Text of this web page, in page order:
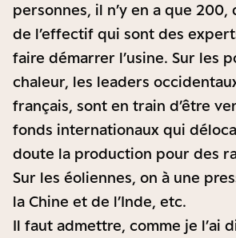
personnes, il n’y en a que
de l’effectif qui sont des
faire démarrer l’usine. Sur les
chaleur, les leaders
français, sont en train d’être
fonds internationaux qui
doute la production pour des
Sur les éoliennes, on à une
la Chine et de l’Inde, etc.
Il faut admettre, comme je l’ai